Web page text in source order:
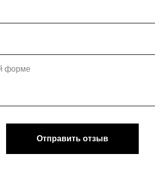
Отправить отзыв